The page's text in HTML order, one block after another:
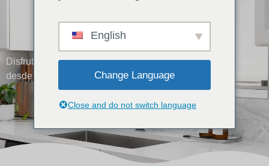
Grifo 4 en 1
Disfrute de agua hirviendo, fría, filtrada y con gas al instante
desde un solo grifo, elevando la vida cotidiana.
Inicio Grifo multifunción Grifo 4 en 1
English
Change Language
Close and do not switch language